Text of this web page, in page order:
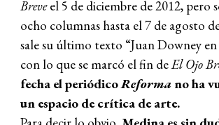
Breveel 5 de diciembre de 2012, pero
ocho columnas hasta el 7 de agosto
sale su último texto “Juan Downey
con lo que se marcó el fin deEl Ojo
fecha el periódicoReforma no ha
un espacio de crítica de arte.